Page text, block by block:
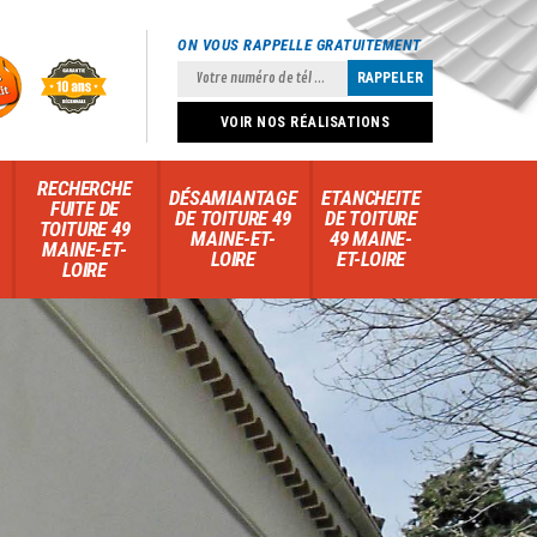
ON VOUS RAPPELLE GRATUITEMENT
VOIR NOS RÉALISATIONS
RECHERCHE
FUITE DE
TOITURE 49
MAINE-ET-
LOIRE
DÉSAMIANTAGE
DE TOITURE 49
MAINE-ET-
LOIRE
ETANCHEITE
DE TOITURE
49 MAINE-
ET-LOIRE